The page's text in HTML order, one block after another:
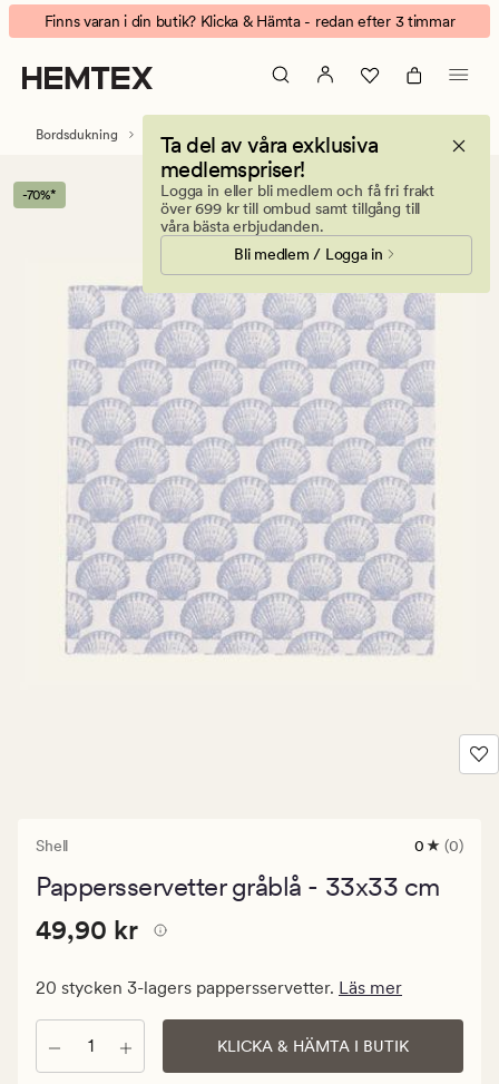
Shell
pappersservetter
gråblå
Animerad
banner.
Klicka
på
att
pausa.
Finns varan i din butik? Klicka & Hämta - redan efter 3 timmar
Ta del av våra exklusiva
medlemspriser!
Logga in eller bli medlem och få fri frakt
över 699 kr till ombud samt tillgång till
våra bästa erbjudanden.
Bli medlem / Logga in
Bordsdukning Servetter Pappersservetter
-70%*
Shell
0
med
0 (0)
Pappersservetter gråblå - 33x33 cm
Pris
49,90
Ordinarie
pris
49,90
Pris 49,90 kr
49,90 kr
20 stycken 3-lagers pappersservetter. Läs mer
Antal KLICKA & HÄMTA I BUTIK